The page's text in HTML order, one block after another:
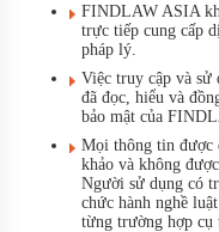
FINDLAW ASIA
trực tiếp cung cấp
pháp lý.
Việc truy cập và sử
đã đọc, hiểu và
bảo mật của
Mọi thông tin được
khảo và không
Người sử dụng có
chức hành nghề
từng trường hợp cụ